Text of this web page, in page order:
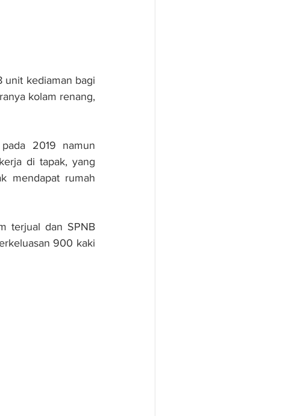
unit kediaman bagi
kolam renang,
2019 namun
di tapak, yang
mendapat rumah
terjual dan SPNB
900 kaki